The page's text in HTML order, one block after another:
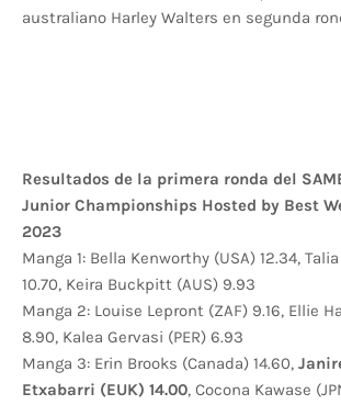
australiano Harley Walters en segunda
Resultados de la primera ronda del
Junior Championships Hosted by Best
2023
Manga 1: Bella Kenworthy (USA) 12.34,
10.70, Keira Buckpitt (AUS) 9.93
Manga 2: Louise Lepront (ZAF) 9.16, Ellie
8.90, Kalea Gervasi (PER) 6.93
Manga 3: Erin Brooks (Canada) 14.60,
Etxabarri (EUK) 14.00, Cocona Kawase